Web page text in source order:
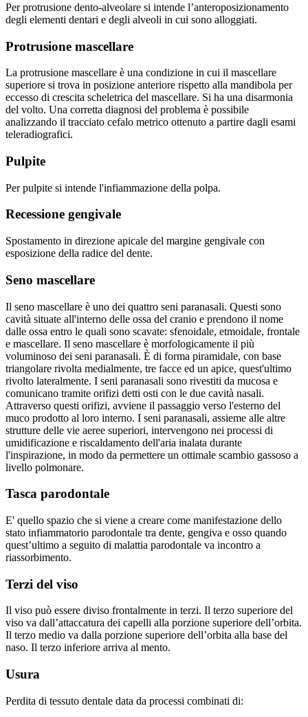
Per protrusione dento-alveolare si intende l’anteroposizionamento
degli elementi dentari e degli alveoli in cui sono alloggiati.
Protrusione mascellare
La protrusione mascellare è una condizione in cui il mascellare
superiore si trova in posizione anteriore rispetto alla mandibola per
eccesso di crescita scheletrica del mascellare. Si ha una disarmonia
del volto. Una corretta diagnosi del problema è possibile
analizzando il tracciato cefalo metrico ottenuto a partire dagli esami
teleradiografici.
Pulpite
Per pulpite si intende l'infiammazione della polpa.
Recessione gengivale
Spostamento in direzione apicale del margine gengivale con
esposizione della radice del dente.
Seno mascellare
Il seno mascellare è uno dei quattro seni paranasali. Questi sono
cavità situate all'interno delle ossa del cranio e prendono il nome
dalle ossa entro le quali sono scavate: sfenoidale, etmoidale, frontale
e mascellare. Il seno mascellare è morfologicamente il più
voluminoso dei seni paranasali. È di forma piramidale, con base
triangolare rivolta medialmente, tre facce ed un apice, quest'ultimo
rivolto lateralmente. I seni paranasali sono rivestiti da mucosa e
comunicano tramite orifizi detti osti con le due cavità nasali.
Attraverso questi orifizi, avviene il passaggio verso l'esterno del
muco prodotto al loro interno. I seni paranasali, assieme alle altre
strutture delle vie aeree superiori, intervengono nei processi di
umidificazione e riscaldamento dell'aria inalata durante
l'inspirazione, in modo da permettere un ottimale scambio gassoso a
livello polmonare.
Tasca parodontale
E' quello spazio che si viene a creare come manifestazione dello
stato infiammatorio parodontale tra dente, gengiva e osso quando
quest’ultimo a seguito di malattia parodontale va incontro a
riassorbimento.
Terzi del viso
Il viso può essere diviso frontalmente in terzi. Il terzo superiore del
viso va dall’attaccatura dei capelli alla porzione superiore dell’orbita.
Il terzo medio va dalla porzione superiore dell’orbita alla base del
naso. Il terzo inferiore arriva al mento.
Usura
Perdita di tessuto dentale data da processi combinati di: